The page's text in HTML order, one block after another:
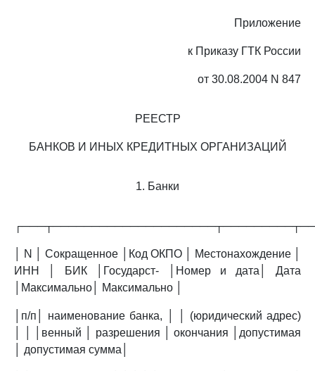
Приложение
к Приказу ГТК России
от 30.08.2004 N 847
РЕЕСТР
БАНКОВ И ИНЫХ КРЕДИТНЫХ ОРГАНИЗАЦИЙ
1. Банки
│ N │ Сокращенное │Код ОКПО │ Местонахождение │
ИНН │ БИК │Государст- │Номер и дата│ Дата
│Максимально│ Максимально │
│п/п│ наименование банка, │ │ (юридический адрес)
│ │ │венный │ разрешения │ окончания │допустимая
│ допустимая сумма│